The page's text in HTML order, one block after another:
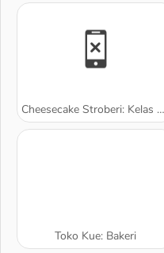
Cheesecake Stroberi: Kelas Memasak Sara
Toko Kue: Bakeri